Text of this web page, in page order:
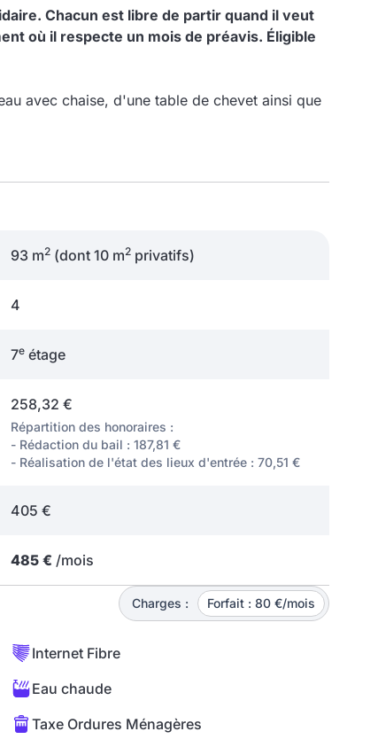
Chacun est libre de partir quand il veut
où il respecte un mois de préavis. Éligible
avec chaise, d'une table de chevet ainsi que
93 m2 (dont 10 m2 privatifs)
4
7e étage
258,32 €
Répartition des honoraires :
- Rédaction du bail : 187,81 €
- Réalisation de l'état des lieux d'entrée : 70,51 €
405 €
485 € /mois
Charges : Forfait : 80 €/mois
Internet Fibre
Eau chaude
Taxe Ordures Ménagères